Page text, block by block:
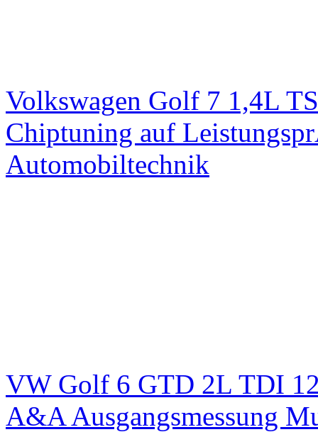
Volkswagen Golf 7 1,4L
Chiptuning auf
Automobiltechnik
VW Golf 6 GTD 2L TDI
A&A Ausgangsmessung